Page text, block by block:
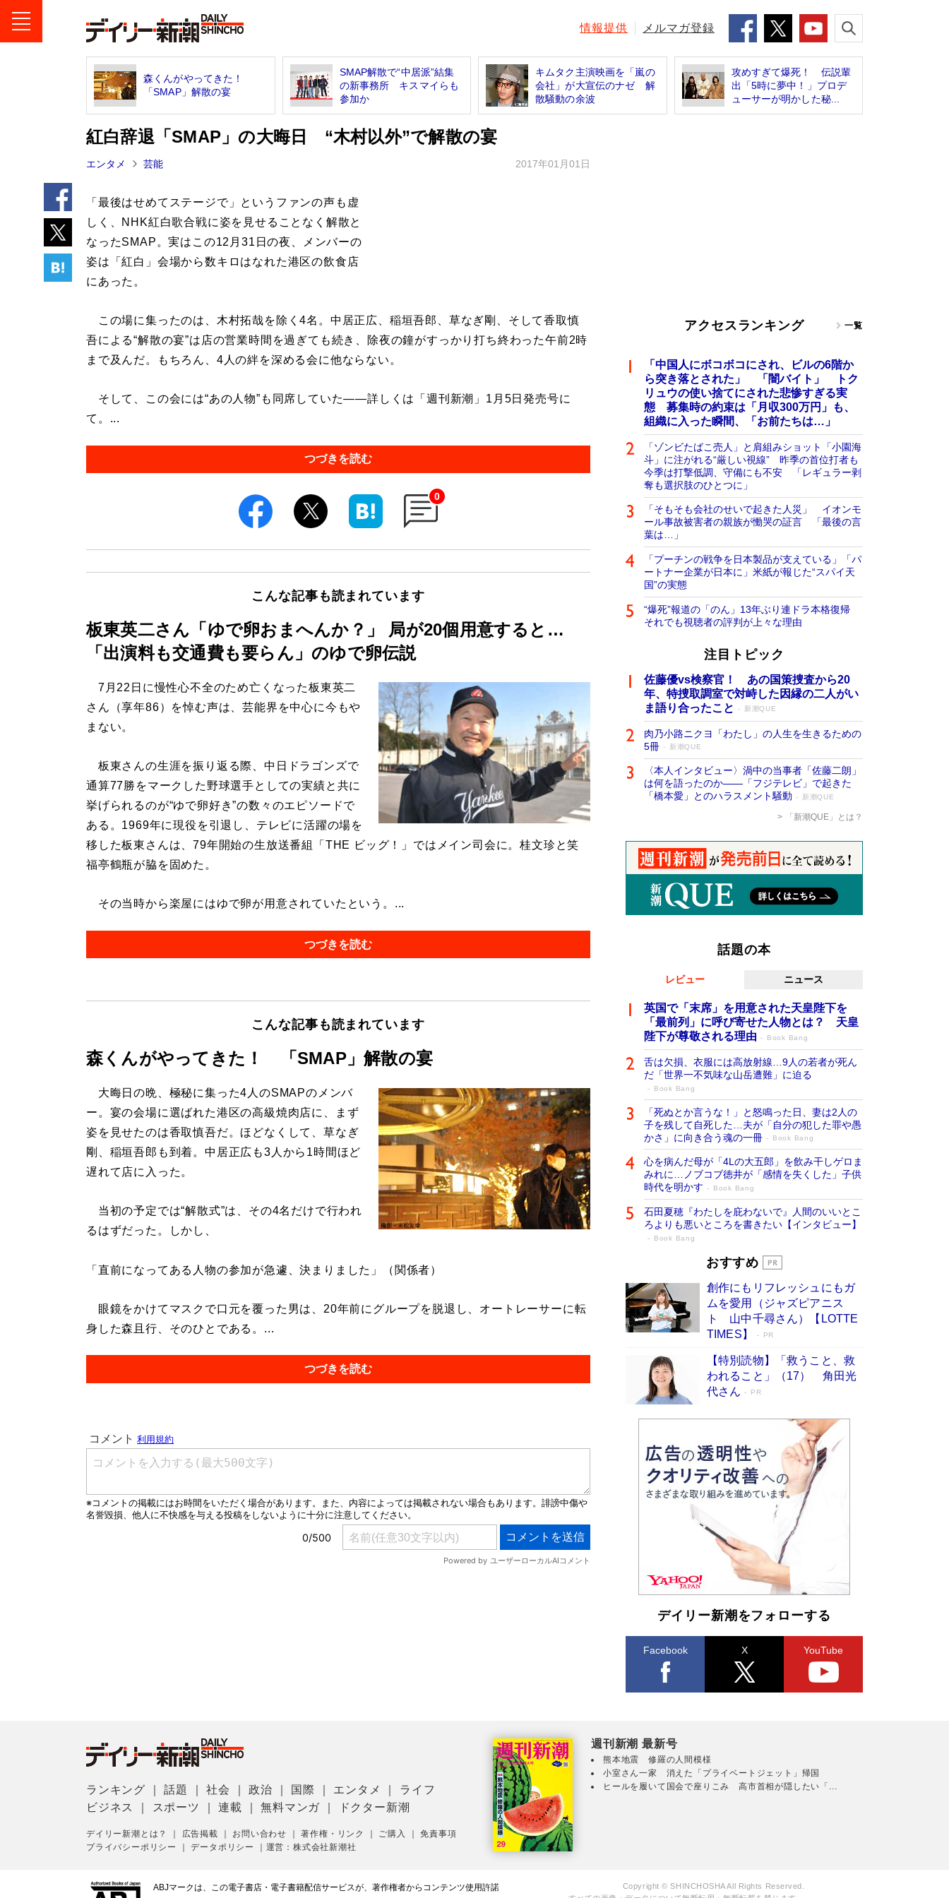
情報提供 メルマガ登録
森くんがやってきた！
「SMAP」解散の宴
SMAP解散で“中居派”結集
の新事務所 キスマイらも
参加か
キムタク主演映画を「嵐の
会社」が大宣伝のナゼ 解
散騒動の余波
攻めすぎて爆死！ 伝説輩
出「5時に夢中！」プロデ
ューサーが明かした秘...
紅白辞退「SMAP」の大晦日 “木村以外”で解散の宴
エンタメ 芸能 2017年01月01日
「最後はせめてステージで」というファンの声も虚
しく、NHK紅白歌合戦に姿を見せることなく解散と
なったSMAP。実はこの12月31日の夜、メンバーの
姿は「紅白」会場から数キロはなれた港区の飲食店
にあった。
この場に集ったのは、木村拓哉を除く4名。中居正広、稲垣吾郎、草なぎ剛、そして香取慎
吾による“解散の宴”は店の営業時間を過ぎても続き、除夜の鐘がすっかり打ち終わった午前2時
まで及んだ。もちろん、4人の絆を深める会に他ならない。
そして、この会には“あの人物”も同席していた――詳しくは「週刊新潮」1月5日発売号に
て。...
つづきを読む
0
こんな記事も読まれています
板東英二さん「ゆで卵おまへんか？」 局が20個用意すると…
「出演料も交通費も要らん」のゆで卵伝説
7月22日に慢性心不全のため亡くなった板東英二
さん（享年86）を悼む声は、芸能界を中心に今もや
まない。
板東さんの生涯を振り返る際、中日ドラゴンズで
通算77勝をマークした野球選手としての実績と共に
挙げられるのが“ゆで卵好き”の数々のエピソードで
ある。1969年に現役を引退し、テレビに活躍の場を
移した板東さんは、79年開始の生放送番組「THE ビッグ！」ではメイン司会に。桂文珍と笑
福亭鶴瓶が脇を固めた。
その当時から楽屋にはゆで卵が用意されていたという。...
つづきを読む
こんな記事も読まれています
森くんがやってきた！ 「SMAP」解散の宴
大晦日の晩、極秘に集った4人のSMAPのメンバ
ー。宴の会場に選ばれた港区の高級焼肉店に、まず
姿を見せたのは香取慎吾だ。ほどなくして、草なぎ
剛、稲垣吾郎も到着。中居正広も3人から1時間ほど
遅れて店に入った。
当初の予定では“解散式”は、その4名だけで行われ
るはずだった。しかし、
「直前になってある人物の参加が急遽、決まりました」（関係者）
眼鏡をかけてマスクで口元を覆った男は、20年前にグループを脱退し、オートレーサーに転
身した森且行、そのひとである。...
つづきを読む
アクセスランキング 一覧
「中国人にボコボコにされ、ビルの6階か
ら突き落とされた」 「闇バイト」 トク
リュウの使い捨てにされた悲惨すぎる実
態 募集時の約束は「月収300万円」も、
組織に入った瞬間、「お前たちは…」
「ゾンビたばこ売人」と肩組みショット「小園海
斗」に注がれる“厳しい視線” 昨季の首位打者も
今季は打撃低調、守備にも不安 「レギュラー剥
奪も選択肢のひとつに」
「そもそも会社のせいで起きた人災」 イオンモ
ール事故被害者の親族が慟哭の証言 「最後の言
葉は…」
「プーチンの戦争を日本製品が支えている」「パ
ートナー企業が日本に」米紙が報じた“スパイ天
国”の実態
“爆死”報道の「のん」13年ぶり連ドラ本格復帰
それでも視聴者の評判が上々な理由
注目トピック
佐藤優vs検察官！ あの国策捜査から20
年、特捜取調室で対峙した因縁の二人がい
ま語り合ったこと
新潮QUE
肉乃小路ニクヨ「わたし」の人生を生きるための
5冊
新潮QUE
〈本人インタビュー〉渦中の当事者「佐藤二朗」
は何を語ったのか――「フジテレビ」で起きた
「橋本愛」とのハラスメント騒動
新潮QUE
「新潮QUE」とは？
話題の本
レビュー ニュース
英国で「末席」を用意された天皇陛下を
「最前列」に呼び寄せた人物とは？ 天皇
陛下が尊敬される理由
Book Bang
舌は欠損、衣服には高放射線…9人の若者が死ん
だ「世界一不気味な山岳遭難」に迫る
Book Bang
「死ぬとか言うな！」と怒鳴った日、妻は2人の
子を残して自死した…夫が「自分の犯した罪や愚
かさ」に向き合う魂の一冊
Book Bang
心を病んだ母が「4Lの大五郎」を飲み干しゲロま
みれに…ノブコブ徳井が「感情を失くした」子供
時代を明かす
Book Bang
石田夏穂『わたしを庇わないで』人間のいいとこ
ろよりも悪いところを書きたい【インタビュー】
Book Bang
「叱って伸びるやつは、褒めたらもっと伸
た“人を育てるコツ”…芸への考え方を明か
す
Book Bang
「『火垂るの墓』は、大嘘である」原作者が抱き
続けた“自責の念”とは…「自己憐憫は描きたくな
い」監督が徹底的にこだわったこと（後編） #
戦争の記憶
Book Bang
美輪明宏 晩年の回答を集めた『ほほえんで生き
るための人生相談』がランクイン［エンターテイ
メントベストセラー］
Book Bang
「宇宙兄弟」最終46巻がベストセラー1位 宇宙
開発への関心を押し上げた18年の物語に幕 特装
版には「宇宙で描かれたマンガ」も収録
Book Bang
「不意に涙が出そうに…」高嶋政伸が明かし
た“13歳の娘を暴行する役”への葛藤 インティマ
シーコーディネーターに支えられたNHK『大奥』
Book Bang
おすすめ
創作にもリフレッシュにもガ
ムを愛用（ジャズピアニス
ト 山中千尋さん）【LOTTE
TIMES】
PR
【特別読物】「救うこと、救
われること」（17） 角田光
代さん
PR
デイリー新潮をフォローする
Facebook X YouTube
ランキング ｜話題 ｜社会 ｜政治 国際 エンタメ
ライフ
ビジネス
スポーツ ｜連載 ｜無料マンガ ドクター新潮
デイリー新潮とは？ 広告掲載 お問い合わせ ｜著作権・リンク ご購入 ｜免責事項
プライバシーポリシー
｜データポリシー 運営：株式会社新潮社
週刊新潮 最新号
熊本地震 修羅の人間模様
小室さん一家 消えた「プライベートジェット」帰国
ヒールを履いて国会で座りこみ 高市首相が隠したい「...
ABJマークは、この電子書店・電子書籍配信サービスが、著作権者からコンテンツ使用許諾
Copyright © SHINCHOSHA All Rights Reserved.